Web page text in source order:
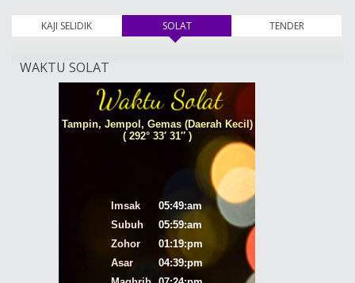
KAJI SELIDIK SOLAT(tab aktif) TENDER
WAKTU SOLAT